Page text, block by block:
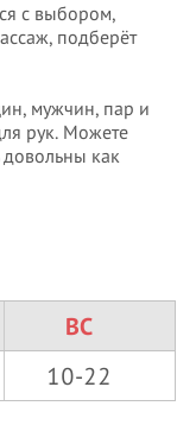
с выбором,
подберёт
мужчин, пар и
рук. Можете
довольны как
ВС
10-22